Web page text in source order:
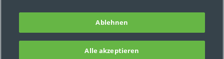
FAQ
Seitenverzeichnis
Cookie-Präferenzen
Meine personenbezogenen Informationen
nicht verkaufen oder mit anderen teilen
Ablehnen
Alle akzeptieren